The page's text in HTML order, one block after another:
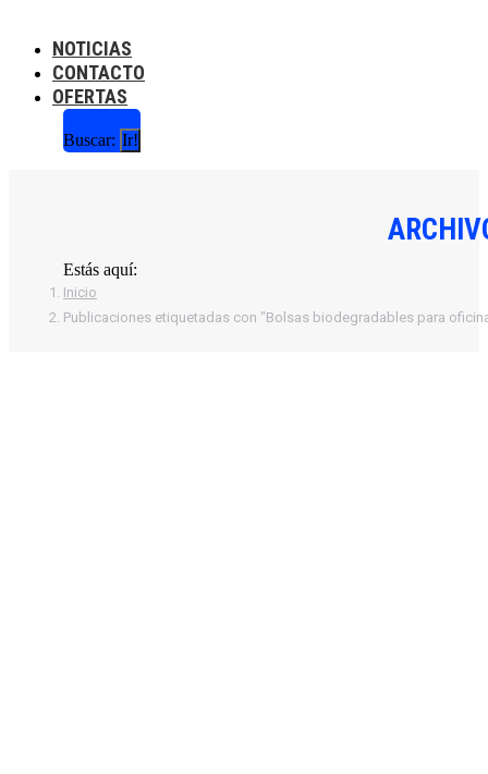
NOTICIAS
CONTACTO
OFERTAS
Buscar:
Estás aquí:
Inicio
Publicaciones etiquetadas con "Bolsas biodegradables para